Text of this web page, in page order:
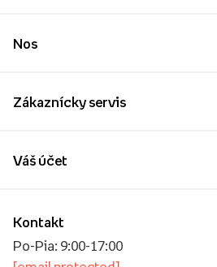
Nos
Zákaznícky servis
Kontakt
Po-Pia: 9:00-17:00
Váš účet